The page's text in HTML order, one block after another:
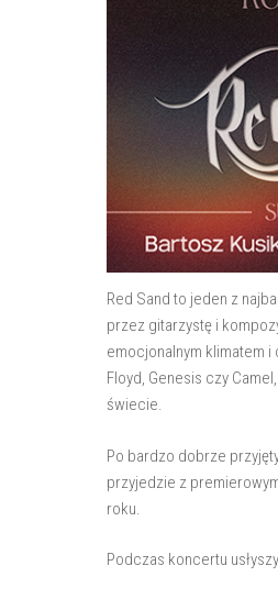
Red Sand to jeden z
przez gitarzystę i
emocjonalnym klimatem i
Floyd, Genesis czy
świecie.
Po bardzo dobrze
przyjedzie z
roku.
Podczas koncertu